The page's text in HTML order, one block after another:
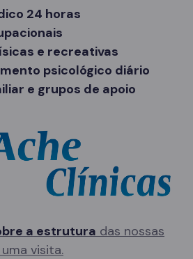
24 horas
e recreativas
psicológico diário
e grupos de apoio
a estrutura das nossas
visita.